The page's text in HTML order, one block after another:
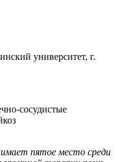
университет, г.
сосудистые
пятое место среди